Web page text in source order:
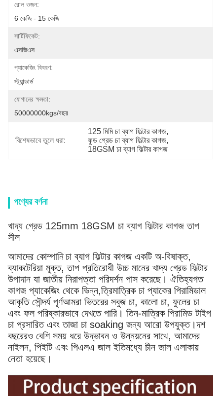
রোল ওজন:
6 কেজি - 15 কেজি
সার্টিফিকেট:
এসজিএস
প্যাকেজিং বিবরণ:
স্ট্যান্ডার্ড
যোগানের ক্ষমতা:
50000000kgs/বছর
বিশেষভাবে তুলে ধরা:
125 মিমি চা ব্যাগ ফিল্টার কাগজ,
ফুড গ্রেড চা ব্যাগ ফিল্টার কাগজ,
18GSM চা ব্যাগ ফিল্টার কাগজ
পণ্যের বর্ণনা
খাদ্য গ্রেড 125mm 18GSM চা ব্যাগ ফিল্টার কাগজ তাপ
সীল
আমাদের কোম্পানিচা ব্যাগ ফিল্টার কাগজ একটি অ-বিষাক্ত,
ব্যাকটেরিয়া মুক্ত, তাপ প্রতিরোধী উচ্চ মানের খাদ্য গ্রেড ফিল্টার
উপাদান যা জাতীয় নিরাপত্তা পরিদর্শন পাস করেছে। ঐতিহ্যগত
কাগজ প্যাকেজিং থেকে ভিন্ন,ত্রিমাত্রিক চা প্যাকের পিরামিডাল
আকৃতি সৌন্দর্য পূর্ণআমরা ভিতরের সবুজ চা, কালো চা, ফুলের চা
এবং ফল পরিষ্কারভাবে দেখতে পারি। তিন-মাত্রিক পিরামিড টাইপ
চা প্রসারিত এবং তাজা চা soaking জন্য আরো উপযুক্ত।দশ
বছরেরও বেশি সময় ধরে উদ্ভাবন ও উন্নয়নের সাথে, আমাদের
নাইলন, পিইটি এবং পিএলএ জাল ইতিমধ্যে চীন জাল এলাকায়
নেতা হয়েছে।